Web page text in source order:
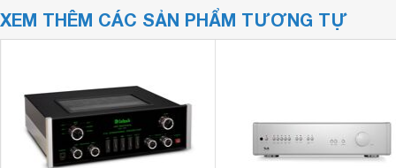
XEM THÊM CÁC SẢN PHẨM TƯƠNG TỰ